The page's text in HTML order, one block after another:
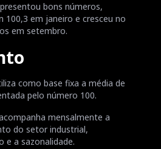
bons números,
100,3 em janeiro e cresceu no
em setembro.
como base fixa a média de
pelo número 100.
mensalmente a
do setor industrial,
e a sazonalidade.